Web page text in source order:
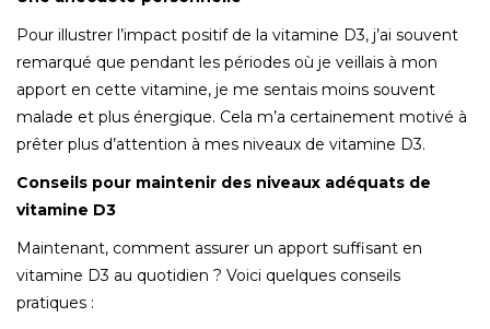
Pour illustrer l’impact positif de la vitamine D3, j’ai souvent
remarqué que pendant les périodes où je veillais à mon
apport en cette vitamine, je me sentais moins souvent
malade et plus énergique. Cela m’a certainement motivé à
prêter plus d’attention à mes niveaux de vitamine D3.
Conseils pour maintenir des niveaux adéquats de
vitamine D3
Maintenant, comment assurer un apport suffisant en
vitamine D3 au quotidien ? Voici quelques conseils
pratiques :